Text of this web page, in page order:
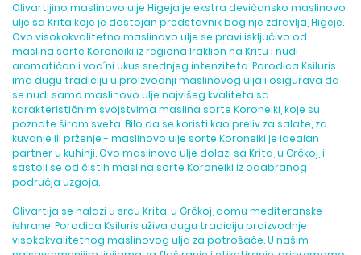
Olivartijino maslinovo ulje Higeja je ekstra devičansko maslinovo
ulje sa Krita koje je dostojan predstavnik boginje zdravlja, Higeje.
Ovo visokokvalitetno maslinovo ulje se pravi isključivo od
maslina sorte Koroneiki iz regiona Iraklion na Kritu i nudi
aromatičan i voc´ni ukus srednjeg intenziteta. Porodica Ksiluris
ima dugu tradiciju u proizvodnji maslinovog ulja i osigurava da
se nudi samo maslinovo ulje najvišeg kvaliteta sa
karakterističnim svojstvima maslina sorte Koroneiki, koje su
poznate širom sveta. Bilo da se koristi kao preliv za salate, za
kuvanje ili prženje - maslinovo ulje sorte Koroneiki je idealan
partner u kuhinji. Ovo maslinovo ulje dolazi sa Krita, u Grčkoj, i
sastoji se od čistih maslina sorte Koroneiki iz odabranog
područja uzgoja.
Olivartija se nalazi u srcu Krita, u Grčkoj, domu mediteranske
ishrane. Porodica Ksiluris uživa dugu tradiciju proizvodnje
visokokvalitetnog maslinovog ulja za potrošače. U našim